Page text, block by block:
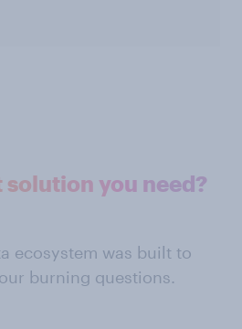
solution you need?
ecosystem was built to
burning questions.